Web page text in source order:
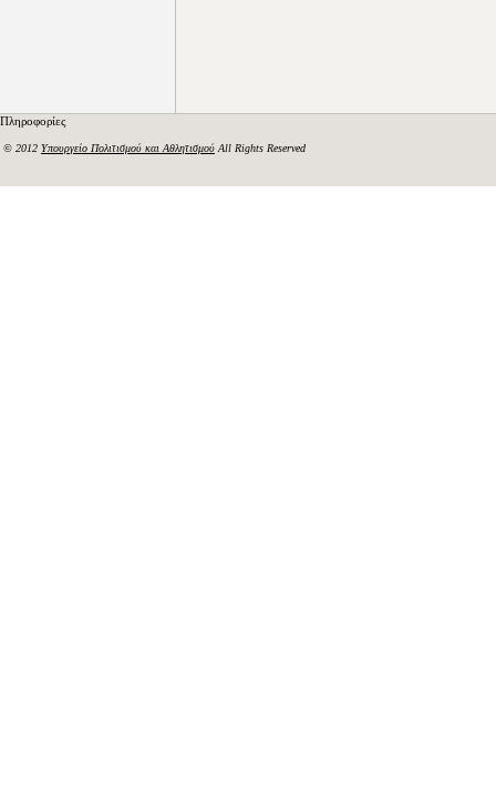
Πληροφορίες
© 2012 Υπουργείο Πολιτισμού και Αθλητισμού All Rights Reserved